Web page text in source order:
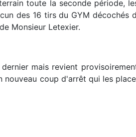
toute la seconde période,
des 16 tirs du GYM
Monsieur Letexier.
mais revient
coup d'arrêt qui les